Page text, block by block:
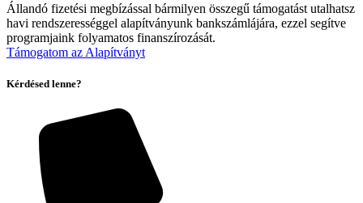
Állandó fizetési megbízással bármilyen összegű támogatást utalhatsz
havi rendszerességgel alapítványunk bankszámlájára, ezzel segítve
programjaink folyamatos finanszírozását.
Támogatom az Alapítványt
Kérdésed lenne?